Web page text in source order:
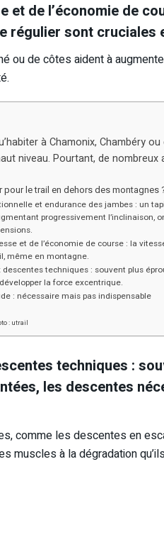
et de l’économie de
régulier sont cruciales
ou de côtes aident à
à Chamonix, Chambéry
niveau. Pourtant, de
pour le trail en dehors des montagnes
et endurance des jambes : un
progressivement l’inclinaison,
et de l’économie de course : la
même en montagne.
descentes techniques : souvent plus
la force excentrique.
: nécessaire mais pas indispensable
: utrail
techniques :
les descentes
comme les descentes en
muscles à la dégradation